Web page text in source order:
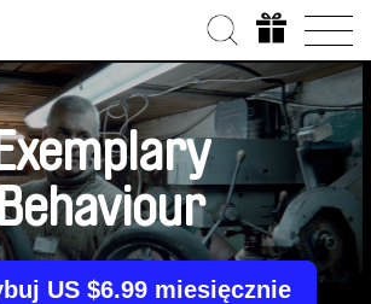
US $6.99 miesięcznie